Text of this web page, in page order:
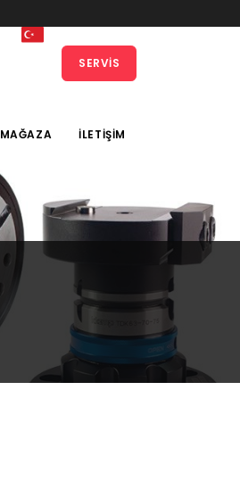
SERVIS
MAĞAZA İLETIŞIM